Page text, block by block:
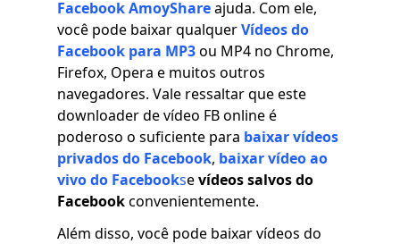
Facebook AmoyShareajuda. Com ele,
você pode baixar qualquerVídeos do
Facebook para MP3ou MP4 no Chrome,
Firefox, Opera e muitos outros
navegadores. Vale ressaltar que este
downloader de vídeo FB online é
poderoso o suficiente para baixar vídeos
privados do Facebook, baixar vídeo ao
vivo do Facebooksevídeos salvos do
Facebookconvenientemente.
Além disso, você pode baixar vídeos do